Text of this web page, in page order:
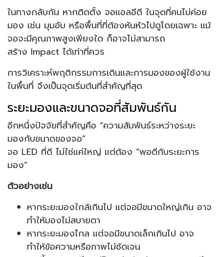
ในทางกลับกัน หากติดตั้ง จอแอลอีดี ในจุดที่คนไม่ค่อย
มอง เช่น มุมอับ หรือพื้นที่ที่ต้องหันหัวไปดูโดยเฉพาะ แม้
จอจะมีคุณภาพสูงเพียงใด ก็อาจไม่สามารถ
สร้าง Impact ได้เท่าที่ควร
การวิเคราะห์พฤติกรรมการเดินและการมองของผู้ใช้งาน
ในพื้นที่ จึงเป็นจุดเริ่มต้นที่สำคัญที่สุด
ระยะมองและขนาดจอที่สัมพันธ์กัน
อีกหนึ่งปัจจัยที่สำคัญคือ “ความสัมพันธ์ระหว่างระยะ
มองกับขนาดของจอ”
จอ LED ที่ดี ไม่ใช่แค่ใหญ่ แต่ต้อง “พอดีกับระยะการ
มอง”
ตัวอย่างเช่น
หากระยะมองใกล้เกินไป แต่จอมีขนาดใหญ่เกิน อาจ
ทำให้มองไม่สบายตา
หากระยะมองไกล แต่จอมีขนาดเล็กเกินไป อาจ
ทำให้ข้อความหรือภาพไม่ชัดเจน